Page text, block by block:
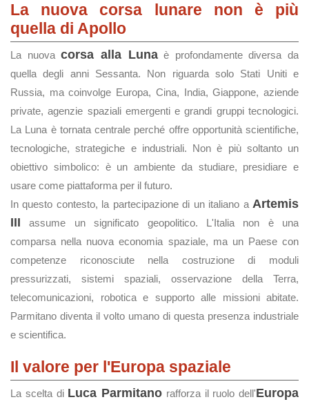
La nuova corsa lunare non è più
quella di Apollo
La nuovacorsa alla Lunaè profondamente diversa da
quella degli anni Sessanta. Non riguarda solo Stati Uniti e
Russia, ma coinvolge Europa, Cina, India, Giappone, aziende
private, agenzie spaziali emergenti e grandi gruppi tecnologici.
La Luna è tornata centrale perché offre opportunità scientifiche,
tecnologiche, strategiche e industriali. Non è più soltanto un
obiettivo simbolico: è un ambiente da studiare, presidiare e
usare come piattaforma per il futuro.
In questo contesto, la partecipazione di un italiano a Artemis
III assume un significato geopolitico. L'Italia non è una
comparsa nella nuova economia spaziale, ma un Paese con
competenze riconosciute nella costruzione di moduli
pressurizzati, sistemi spaziali, osservazione della Terra,
telecomunicazioni, robotica e supporto alle missioni abitate.
Parmitano diventa il volto umano di questa presenza industriale
e scientifica.
Il valore per l'Europa spaziale
La scelta di Luca Parmitano rafforza il ruolo dell'Europa